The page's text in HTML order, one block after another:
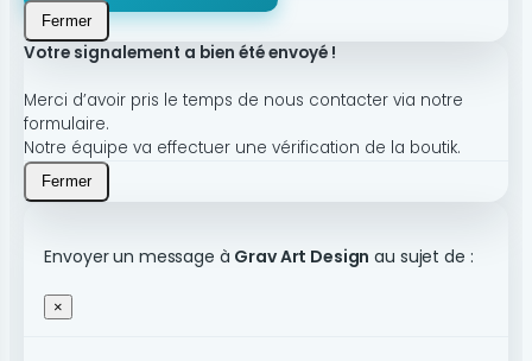
Fermer
Votre signalement a bien été envoyé !
Merci d’avoir pris le temps de nous contacter via notre
formulaire.
Notre équipe va effectuer une vérification de la boutik.
Fermer
Envoyer un message à Grav Art Design au sujet de :
×